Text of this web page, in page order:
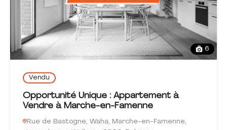
6
Vendu
Opportunité Unique : Appartement à
Vendre à Marche-en-Famenne
Rue de Bastogne, Waha, Marche-en-Famenne,